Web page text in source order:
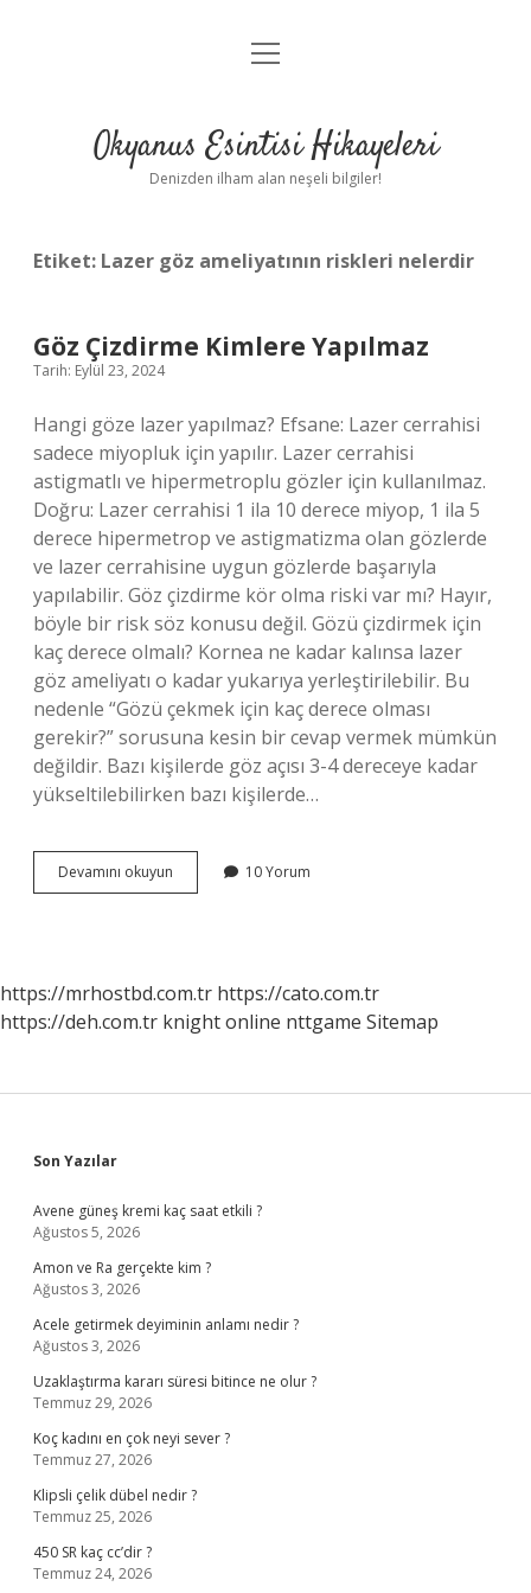
Anasayfa
Yasal Uyarı
menüyü
Okyanus Esintisi Hikayeleri
Denizden ilham alan neşeli bilgiler!
Etiket: Lazer göz ameliyatının riskleri nelerdir
Göz Çizdirme Kimlere Yapılmaz
Tarih: Eylül 23, 2024
Hangi göze lazer yapılmaz? Efsane: Lazer cerrahisi
sadece miyopluk için yapılır. Lazer cerrahisi
astigmatlı ve hipermetroplu gözler için kullanılmaz.
Doğru: Lazer cerrahisi 1 ila 10 derece miyop, 1 ila 5
derece hipermetrop ve astigmatizma olan gözlerde
ve lazer cerrahisine uygun gözlerde başarıyla
yapılabilir. Göz çizdirme kör olma riski var mı? Hayır,
böyle bir risk söz konusu değil. Gözü çizdirmek için
kaç derece olmalı? Kornea ne kadar kalınsa lazer
göz ameliyatı o kadar yukarıya yerleştirilebilir. Bu
nedenle “Gözü çekmek için kaç derece olması
gerekir?” sorusuna kesin bir cevap vermek mümkün
değildir. Bazı kişilerde göz açısı 3-4 dereceye kadar
yükseltilebilirken bazı kişilerde…
Devamını okuyun
Çizdirme
10 Yorum
https://mrhostbd.com.tr https://cato.com.tr
https://deh.com.tr knight online nttgame Sitemap
Sidebar
Son Yazılar
Avene güneş kremi kaç saat etkili ?
Ağustos 5, 2026
Amon ve Ra gerçekte kim ?
Ağustos 3, 2026
Acele getirmek deyiminin anlamı nedir ?
Ağustos 3, 2026
Uzaklaştırma kararı süresi bitince ne olur ?
Temmuz 29, 2026
Koç kadını en çok neyi sever ?
Temmuz 27, 2026
Klipsli çelik dübel nedir ?
Temmuz 25, 2026
450 SR kaç cc’dir ?
Temmuz 24, 2026